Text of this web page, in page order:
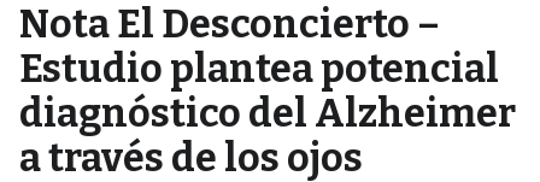
Nota El Desconcierto –
Estudio plantea potencial
diagnóstico del Alzheimer
a través de los ojos